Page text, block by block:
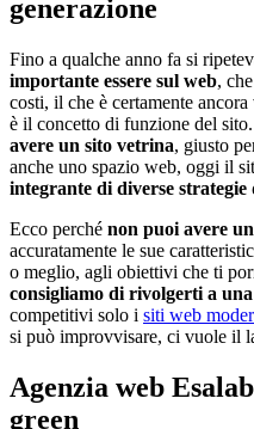
generazione
Fino a qualche anno fa si
importante essere sul web,
costi, il che è certamente
è il concetto di funzione del
avere un sito vetrina, giusto
anche uno spazio web, oggi il
integrante di diverse strategie
Ecco perché non puoi avere
accuratamente le sue
o meglio, agli obiettivi che ti
consigliamo di rivolgerti a
competitivi solo i siti web
si può improvvisare, ci vuole il
Agenzia web
green